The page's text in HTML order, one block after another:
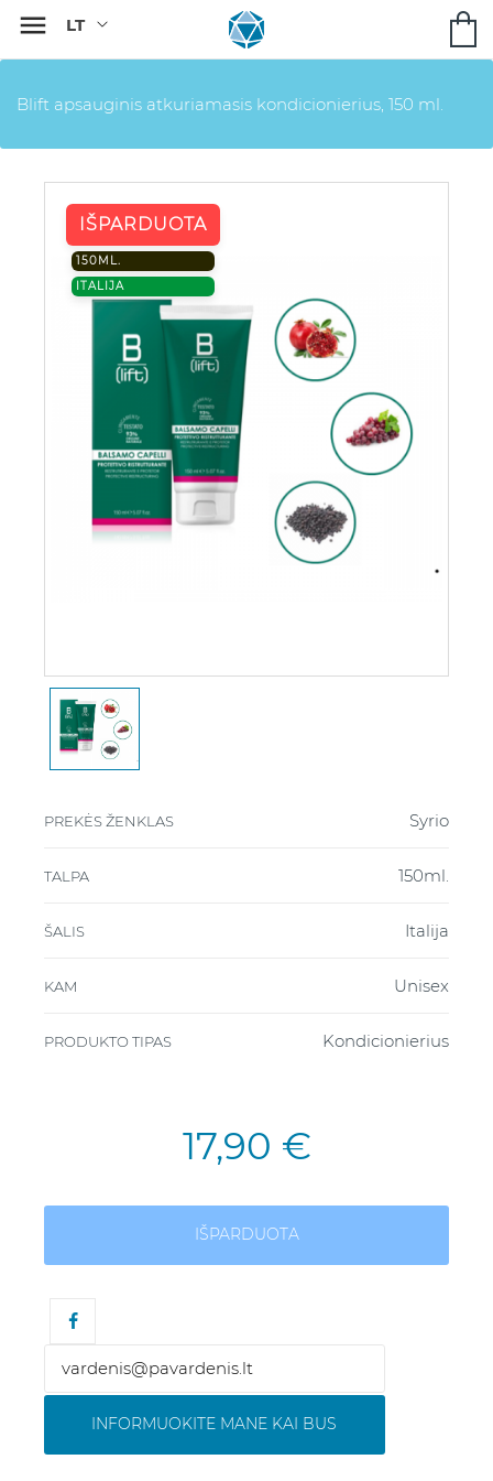

Blift apsauginis atkuriamasis kondicionierius, 150 ml.
IŠPARDUOTA
150ML.
ITALIJA
PREKĖS ŽENKLAS Syrio
TALPA 150ml.
ŠALIS Italija
KAM Unisex
PRODUKTO TIPAS Kondicionierius
17,90 €
IŠPARDUOTA
INFORMUOKITE MANE KAI BUS